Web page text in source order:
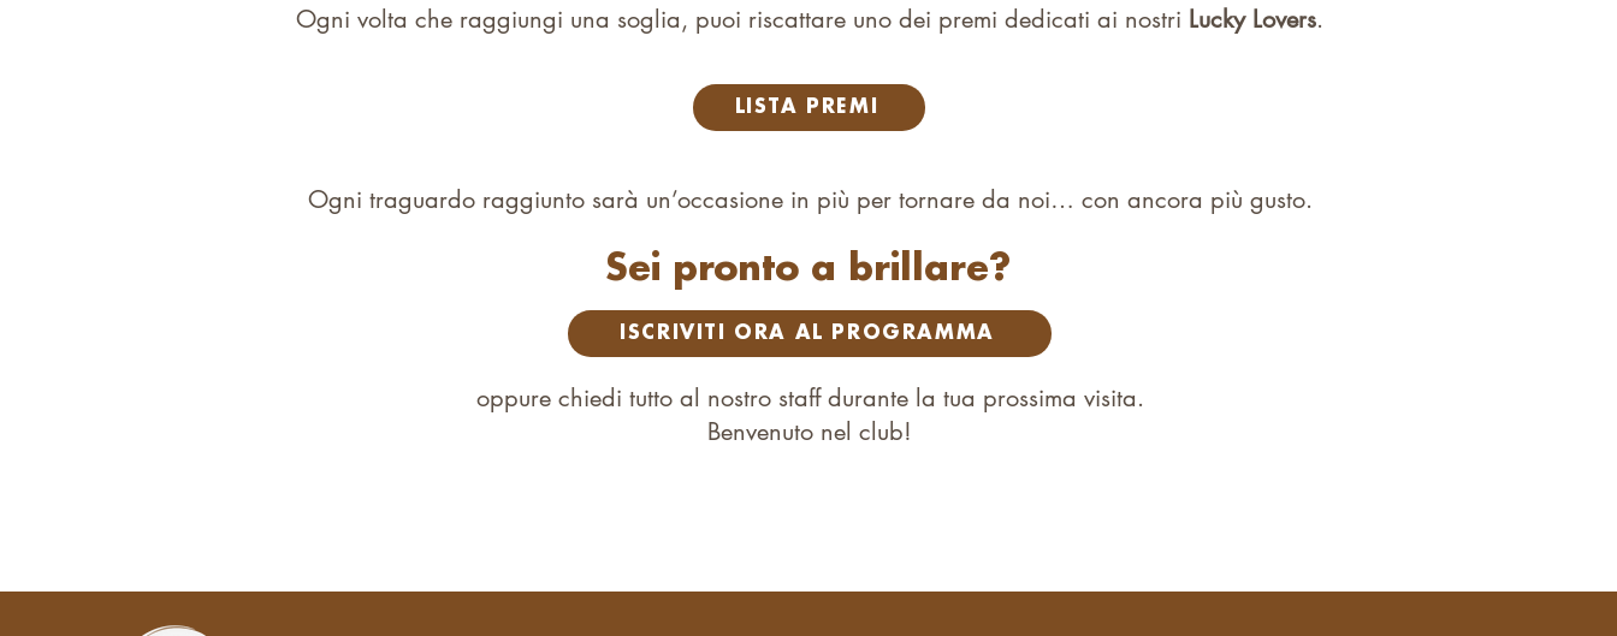
Ogni volta che raggiungi una soglia, puoi riscattare uno dei premi dedicati ai nostri Lucky Lovers.
LISTA PREMI
Ogni traguardo raggiunto sarà un’occasione in più per tornare da noi… con ancora più gusto.
Sei pronto a brillare?
ISCRIVITI ORA AL PROGRAMMA
oppure chiedi tutto al nostro staff durante la tua prossima visita.
Benvenuto nel club!